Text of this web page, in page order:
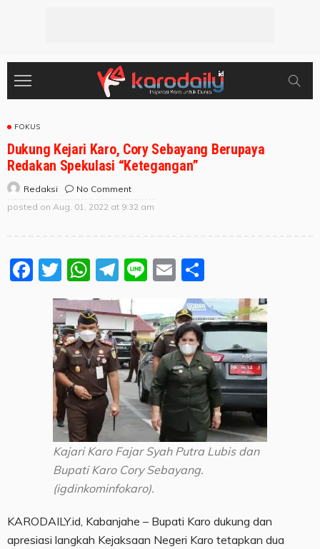
FOKUS
Dukung Kejari Karo, Cory Sebayang Berupaya
Redakan Spekulasi “Ketegangan”
Redaksi
No Comment
posted on Aug. 01, 2022 at 9:32 am
Facebook
Twitter
WhatsApp
Telegram
LineEmail
Kajari Karo Fajar Syah Putra Lubis dan
Bupati Karo Cory Sebayang.
(igdinkominfokaro).
KARODAILY.id, Kabanjahe – Bupati Karo dukung dan
apresiasi langkah Kejaksaan Negeri Karo tetapkan dua